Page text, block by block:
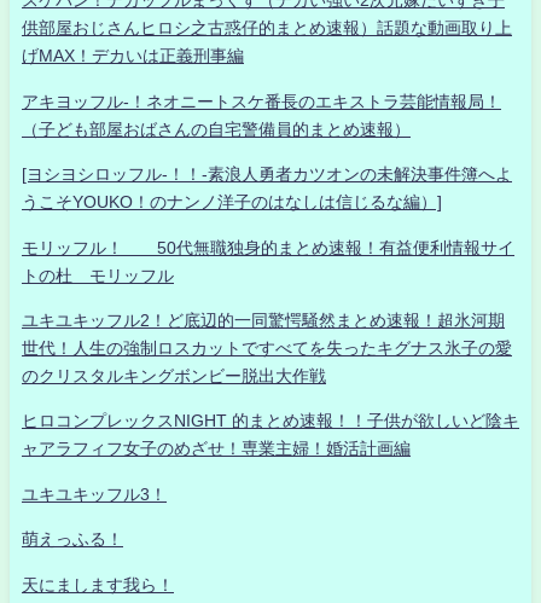
供部屋おじさんヒロシ之古惑仔的まとめ速報）話題な動画取り上
げMAX！デカいは正義刑事編
アキヨッフル-！ネオニートスケ番長のエキストラ芸能情報局！
（子ども部屋おばさんの自宅警備員的まとめ速報）
[ヨシヨシロッフル-！！-素浪人勇者カツオンの未解決事件簿へよ
うこそYOUKO！のナンノ洋子のはなしは信じるな編）]
モリッフル！ 50代無職独身的まとめ速報！有益便利情報サイ
トの杜 モリッフル
ユキユキッフル2！ど底辺的一同驚愕騒然まとめ速報！超氷河期
世代！人生の強制ロスカットですべてを失ったキグナス氷子の愛
のクリスタルキングボンビー脱出大作戦
ヒロコンプレックスNIGHT 的まとめ速報！！子供が欲しいど陰キ
ャアラフィフ女子のめざせ！専業主婦！婚活計画編
ユキユキッフル3！
萌えっふる！
天にまします我ら！